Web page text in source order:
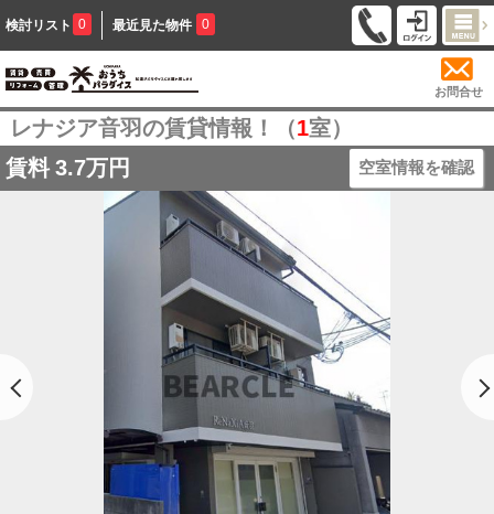
検討リスト 0 最近見た物件 0
お問合せ
レナジア音羽の賃貸情報！（1室）
賃料 3.7万円 空室情報を確認